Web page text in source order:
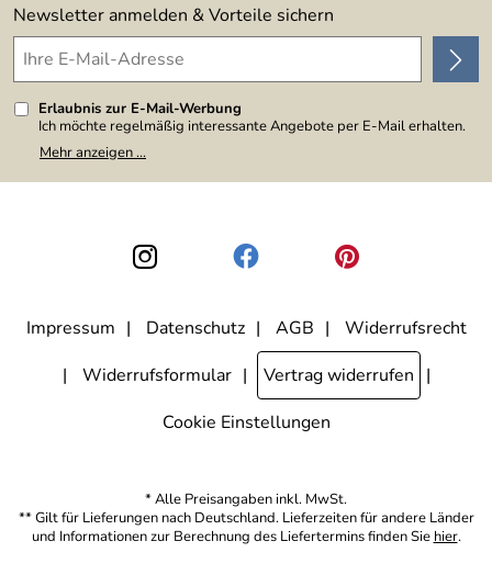
Newsletter anmelden & Vorteile sichern
Erlaubnis zur E-Mail-Werbung
Ich möchte regelmäßig interessante Angebote per E-Mail erhalten.
Meine E-Mail-Adresse wird nicht an andere Unternehmen
weitergegeben. Zu statistischen Zwecken wird in anonymer Form
den Link "Abmelden" am Ende des Newsletters anklicke. Die
Datenschutzerklärung
habe ich zur Kenntnis genommen.
Mehr anzeigen ...
Impressum Datenschutz AGB
Widerrufsrecht
Widerrufsformular
Vertrag widerrufen
Cookie Einstellungen
* Alle Preisangaben inkl. MwSt.
** Gilt für Lieferungen nach Deutschland. Lieferzeiten für andere Länder
und Informationen zur Berechnung des Liefertermins finden Sie hier.